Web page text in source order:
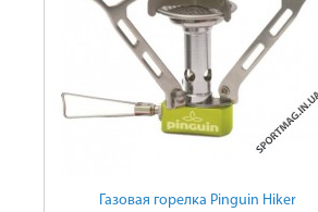
Газовая горелка Pinguin Hiker